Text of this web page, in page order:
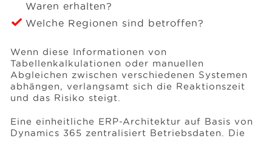
Waren erhalten?
Welche Regionen sind betroffen?
Wenn diese Informationen von
Tabellenkalkulationen oder manuellen
Abgleichen zwischen verschiedenen Systemen
abhängen, verlangsamt sich die Reaktionszeit
und das Risiko steigt.
Eine einheitliche ERP-Architektur auf Basis von
Dynamics 365 zentralisiert Betriebsdaten. Die